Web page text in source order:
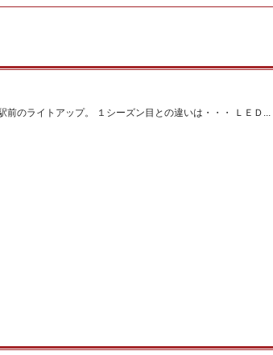
前のライトアップ。 １シーズン目との違いは・・・ ＬＥＤ...